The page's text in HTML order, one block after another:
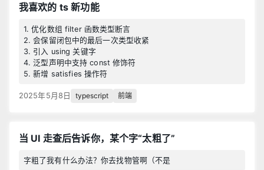
我喜欢的 ts 新功能
1. 优化数组 filter 函数类型断言
2. 会保留闭包中的最后一次类型收紧
3. 引入 using 关键字
4. 泛型声明中支持 const 修饰符
5. 新增 satisfies 操作符
2025年5月8日 typescript 前端
当 UI 走查后告诉你，某个字“太粗了”
字粗了我有什么办法？你去找物管啊（不是